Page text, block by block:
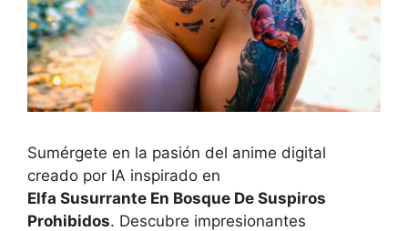
Sumérgete en la pasión del anime digital
creado por IA inspirado en
Elfa Susurrante En Bosque De Suspiros
Prohibidos. Descubre impresionantes